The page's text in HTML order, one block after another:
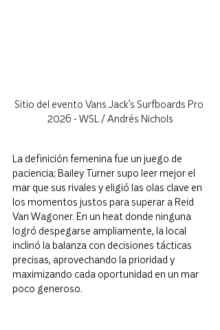
Sitio del evento Vans Jack’s Surfboards Pro
2026 - WSL / Andrés Nichols
La definición femenina fue un juego de
paciencia; Bailey Turner supo leer mejor el
mar que sus rivales y eligió las olas clave en
los momentos justos para superar a Reid
Van Wagoner. En un heat donde ninguna
logró despegarse ampliamente, la local
inclinó la balanza con decisiones tácticas
precisas, aprovechando la prioridad y
maximizando cada oportunidad en un mar
poco generoso.